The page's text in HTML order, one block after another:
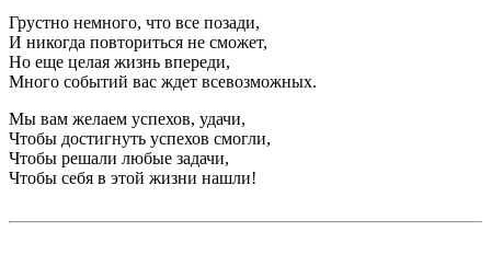
Грустно немного, что все позади,
И никогда повториться не сможет,
Но еще целая жизнь впереди,
Много событий вас ждет всевозможных.
Мы вам желаем успехов, удачи,
Чтобы достигнуть успехов смогли,
Чтобы решали любые задачи,
Чтобы себя в этой жизни нашли!